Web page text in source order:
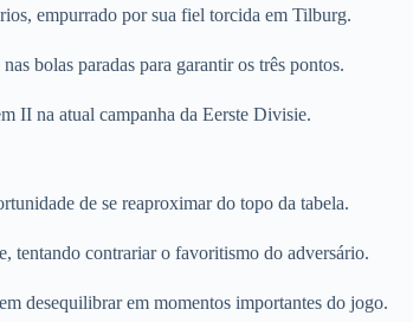
empurrado por sua fiel torcida em Tilburg.
bolas paradas para garantir os três pontos.
II na atual campanha da Eerste Divisie.
de se reaproximar do topo da tabela.
tentando contrariar o favoritismo do adversário.
desequilibrar em momentos importantes do jogo.